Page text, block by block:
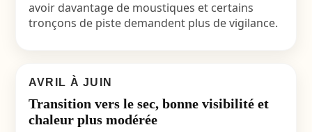
avoir davantage de moustiques et certains
tronçons de piste demandent plus de vigilance.
AVRIL À JUIN
Transition vers le sec, bonne visibilité et
chaleur plus modérée